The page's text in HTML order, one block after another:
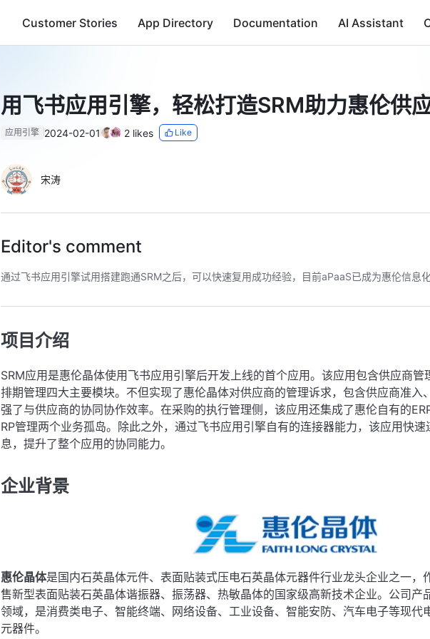
Customer Stories App Directory Documentation AI Assistant
用飞书应用引擎，轻松打造SRM助力惠伦供
应用引擎 2024-02-01 2 likes Like
宋涛
Editor's comment
通过飞书应用引擎试用搭建跑通SRM之后，可以快速复用成功经验，目前aPaaS已成为惠伦信息
项目介绍
SRM应用是惠伦晶体使用飞书应用引擎后开发上线的首个应用。该应用包含供应商管
排期管理四大主要模块。不但实现了惠伦晶体对供应商的管理诉求，包含供应商准入
强了与供应商的协同协作效率。在采购的执行管理侧，该应用还集成了惠伦自有的
RP管理两个业务孤岛。除此之外，通过飞书应用引擎自有的连接器能力，该应用快
息，提升了整个应用的协同能力。
企业背景
惠伦晶体是国内石英晶体元件、表面贴装式压电石英晶体元器件行业龙头企业之一，
售新型表面贴装石英晶体谐振器、振荡器、热敏晶体的国家级高新技术企业。公司产
领域，是消费类电子、智能终端、网络设备、工业设备、智能安防、汽车电子等现代
元器件。